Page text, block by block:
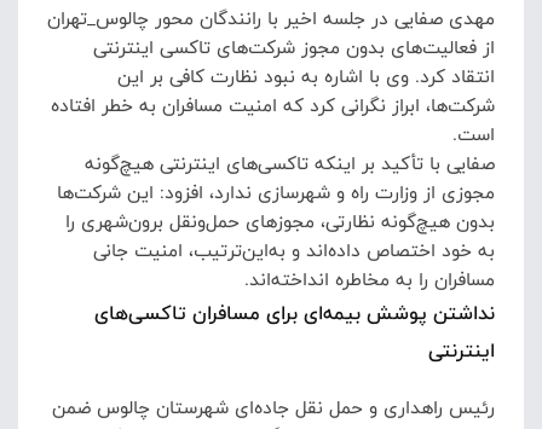
مهدی صفایی در جلسه اخیر با رانندگان محور چالوس_تهران
از فعالیت‌های بدون مجوز شرکت‌های تاکسی اینترنتی
انتقاد کرد. وی با اشاره به نبود نظارت کافی بر این
شرکت‌ها، ابراز نگرانی کرد که امنیت مسافران به خطر افتاده
است.
صفایی با تأکید بر اینکه تاکسی‌های اینترنتی هیچ‌گونه
مجوزی از وزارت راه و شهرسازی ندارد، افزود: این شرکت‌ها
بدون هیچ‌گونه نظارتی، مجوزهای حمل‌ونقل برون‌شهری را
به خود اختصاص داده‌اند و به‌این‌ترتیب، امنیت جانی
مسافران را به مخاطره انداخته‌اند.
نداشتن پوشش بیمه‌ای برای مسافران تاکسی‌های
اینترنتی
رئیس راهداری و حمل نقل جاده‌ای شهرستان چالوس ضمن